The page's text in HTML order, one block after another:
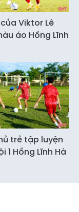
Viktor Lê
áo Hồng Lĩnh
trẻ tập luyện
1 Hồng Lĩnh Hà